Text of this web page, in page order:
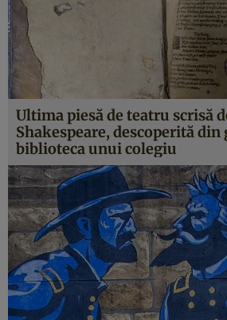
Ultima piesă de teatru scrisă
Shakespeare, descoperită din
biblioteca unui colegiu